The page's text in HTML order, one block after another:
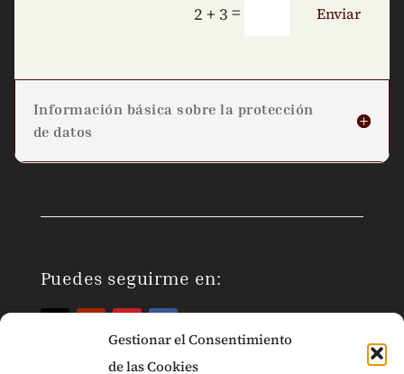
Gestionar el Consentimiento
de las Cookies
2 + 3 = Enviar
Información básica sobre la protección
de datos
Puedes seguirme en: